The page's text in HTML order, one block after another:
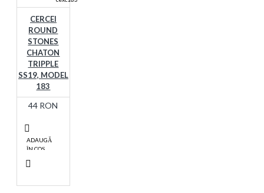
CERCEI
ROUND
STONES
CHATON
TRIPPLE
SS19, MODEL
183
44 RON
ADAUGĂ
ÎN COŞ